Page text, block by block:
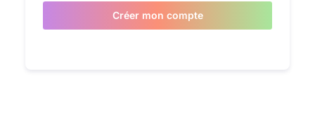
Créer mon compte